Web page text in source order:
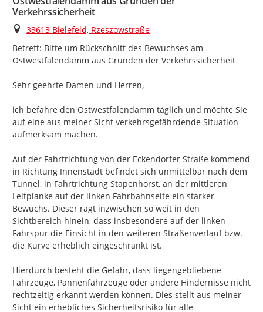
Verkehrssicherheit
Ort
33613 Bielefeld, Rzeszowstraße
Betreff: Bitte um Rückschnitt des Bewuchses am
Ostwestfalendamm aus Gründen der Verkehrssicherheit
Sehr geehrte Damen und Herren,
ich befahre den Ostwestfalendamm täglich und möchte Sie
auf eine aus meiner Sicht verkehrsgefährdende Situation
aufmerksam machen.
Auf der Fahrtrichtung von der Eckendorfer Straße kommend
in Richtung Innenstadt befindet sich unmittelbar nach dem
Tunnel, in Fahrtrichtung Stapenhorst, an der mittleren
Leitplanke auf der linken Fahrbahnseite ein starker
Bewuchs. Dieser ragt inzwischen so weit in den
Sichtbereich hinein, dass insbesondere auf der linken
Fahrspur die Einsicht in den weiteren Straßenverlauf bzw.
die Kurve erheblich eingeschränkt ist.
Hierdurch besteht die Gefahr, dass liegengebliebene
Fahrzeuge, Pannenfahrzeuge oder andere Hindernisse nicht
rechtzeitig erkannt werden können. Dies stellt aus meiner
Sicht ein erhebliches Sicherheitsrisiko für alle